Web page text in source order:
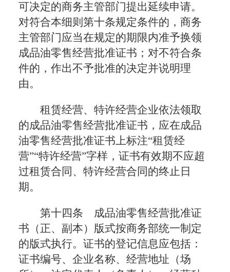
可决定的商务主管部门提出延续申请。
对符合本细则第十条规定条件的，商务
主管部门应当在规定的期限内准予换领
成品油零售经营批准证书；对不符合条
件的，作出不予批准的决定并说明理
由。
租赁经营、特许经营企业依法领取
的成品油零售经营批准证书，应在成品
油零售经营批准证书上标注“租赁经
营”“特许经营”字样，证书有效期不应超
过租赁合同、特许经营合同的终止日
期。
第十四条 成品油零售经营批准证
书（正、副本）版式按商务部统一制定
的版式执行。证书的登记信息应包括：
证书编号、企业名称、经营地址（场